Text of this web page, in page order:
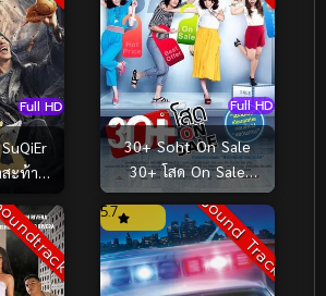
Full HD
ะท้าน
Full HD
30+ Soht On Sale
30+ โสด On Sale
(2011)Sound Track
5.7